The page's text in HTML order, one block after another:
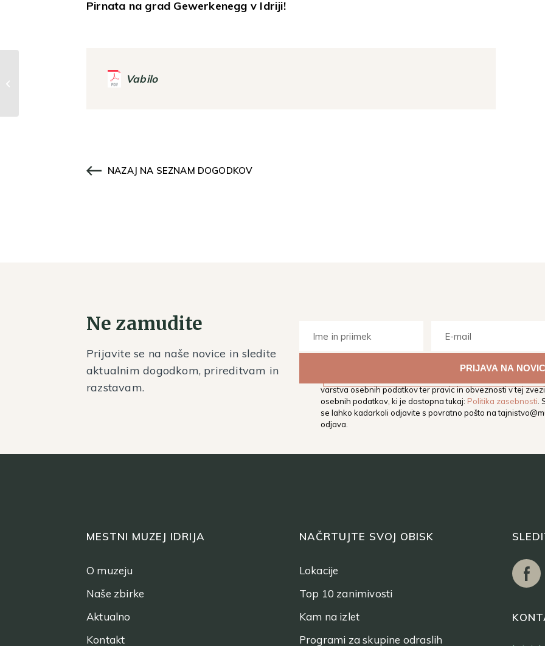
Pirnata na grad Gewerkenegg v Idriji!
Vabilo
NAZAJ NA SEZNAM DOGODKOV
Ne zamudite
Prijavite se na naše novice in sledite
aktualnim dogodkom, prireditvam in
razstavam.
Z vpisom svojega elektronskega naslova soglašate, da vas
varstva osebnih podatkov ter pravic in obveznosti v tej
osebnih podatkov, ki je dostopna tukaj: Politika zasebnosti.
se lahko kadarkoli odjavite s povratno pošto na
odjava.
MESTNI MUZEJ IDRIJA
O muzeju
Naše zbirke
Aktualno
Kontakt
NAČRTUJTE SVOJ OBISK
Lokacije
Top 10 zanimivosti
Kam na izlet
Programi za skupine odraslih
Mestni muzej Idrija v nedeljo na 38.
festival idrijske čipke 2019